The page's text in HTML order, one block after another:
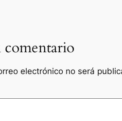
electrónico no será